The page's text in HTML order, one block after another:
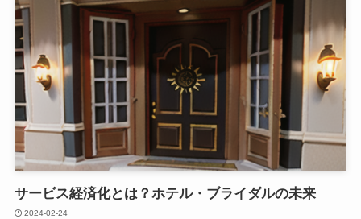
サービス経済化とは？ホテル・ブライダルの未来
2024-02-24